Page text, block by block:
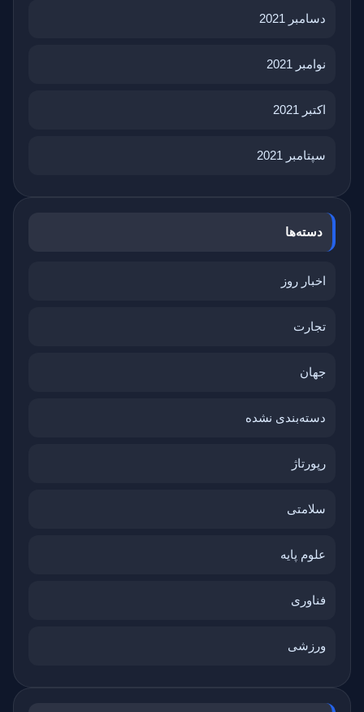
دسامبر 2021
نوامبر 2021
اکتبر 2021
سپتامبر 2021
دسته‌ها
اخبار روز
تجارت
جهان
دسته‌بندی نشده
رپورتاژ
سلامتی
علوم پایه
فناوری
ورزشی